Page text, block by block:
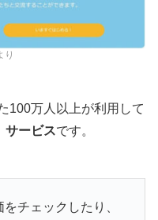
り
100万人以上が利用して
サービスです。
チェックしたり、